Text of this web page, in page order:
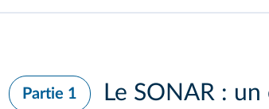
Partie 1 Le SONAR :